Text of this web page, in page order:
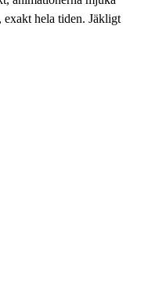
exakt hela tiden. Jäkligt